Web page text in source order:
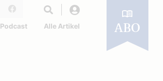
Facebook
Podcast Alle Artikel ABO